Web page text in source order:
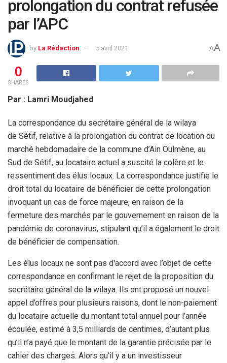
prolongation du contrat refusée
par l’APC
by La Rédaction 5 avril 2021 AA
0
SHARES
Par : Lamri Moudjahed
La correspondance du secrétaire général de la wilaya
de Sétif, relative à la prolongation du contrat de location du
marché hebdomadaire de la commune d’Ain Oulmène, au
Sud de Sétif, au locataire actuel a suscité la colère et le
ressentiment des élus locaux. La correspondance justifie le
droit total du locataire de bénéficier de cette prolongation
invoquant un cas de force majeure, en raison de la
fermeture des marchés par le gouvernement en raison de la
pandémie de coronavirus, stipulant qu’il a également le droit
de bénéficier de compensation.
Les élus locaux ne sont pas dꞌaccord avec l’objet de cette
correspondance en confirmant le rejet de la proposition du
secrétaire général de la wilaya. Ils ont proposé un nouvel
appel d’offres pour plusieurs raisons, dont le non-paiement
du locataire actuelle du montant total annuel pour l’année
écoulée, estimé à 3,5 milliards de centimes, d’autant plus
qu’il n’a payé que le montant de la garantie précisée par le
cahier des charges. Alors qu’il y a un investisseur